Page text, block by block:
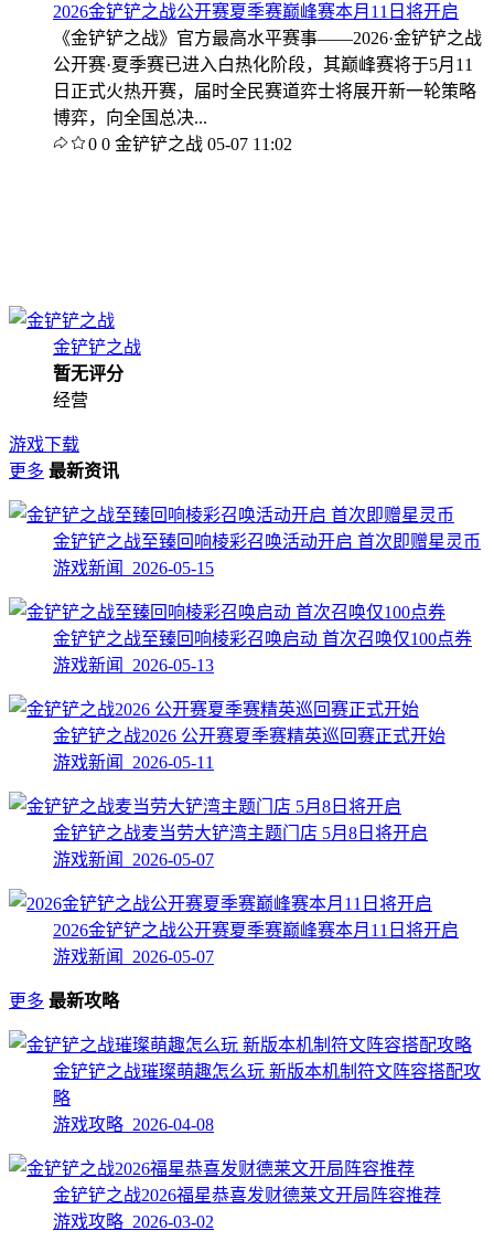
2026金铲铲之战公开赛夏季赛巅峰赛本月11日将开启
《金铲铲之战》官方最高水平赛事——2026·金铲铲之战
公开赛·夏季赛已进入白热化阶段，其巅峰赛将于5月11
日正式火热开赛，届时全民赛道弈士将展开新一轮策略
博弈，向全国总决...
0 0 金铲铲之战 05-07 11:02
金铲铲之战
暂无评分
经营
游戏下载
更多 最新资讯
金铲铲之战至臻回响棱彩召唤活动开启 首次即赠星灵币
游戏新闻 2026-05-15
金铲铲之战至臻回响棱彩召唤启动 首次召唤仅100点券
游戏新闻 2026-05-13
金铲铲之战2026 公开赛夏季赛精英巡回赛正式开始
游戏新闻 2026-05-11
金铲铲之战麦当劳大铲湾主题门店 5月8日将开启
游戏新闻 2026-05-07
2026金铲铲之战公开赛夏季赛巅峰赛本月11日将开启
游戏新闻 2026-05-07
更多 最新攻略
金铲铲之战璀璨萌趣怎么玩 新版本机制符文阵容搭配攻
略
游戏攻略 2026-04-08
金铲铲之战2026福星恭喜发财德莱文开局阵容推荐
游戏攻略 2026-03-02